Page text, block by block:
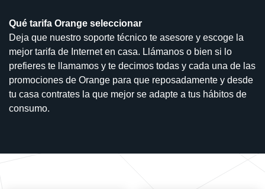
Qué tarifa Orange seleccionar
Deja que nuestro soporte técnico te asesore y escoge la
mejor tarifa de Internet en casa. Llámanos o bien si lo
prefieres te llamamos y te decimos todas y cada una de las
promociones de Orange para que reposadamente y desde
tu casa contrates la que mejor se adapte a tus hábitos de
consumo.